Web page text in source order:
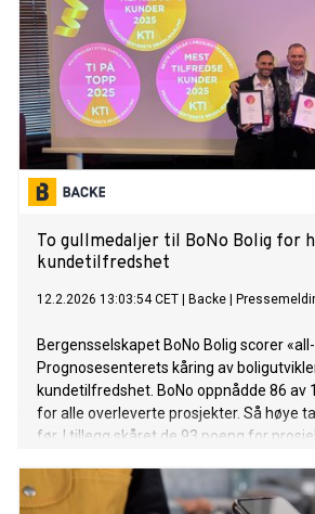
To gullmedaljer til BoNo Bolig for
kundetilfredshet
12.2.2026 13:03:54 CET Backe
Bergensselskapet BoNo Bolig scorer
Prognosesenterets kåring av
kundetilfredshet. BoNo oppnådde 86 av
for alle overleverte prosjekter. Så høye
før. I tillegg skåret de 93 poeng for
overleveringsfasen. Målingene bygger
blant rundt 50 av landets største